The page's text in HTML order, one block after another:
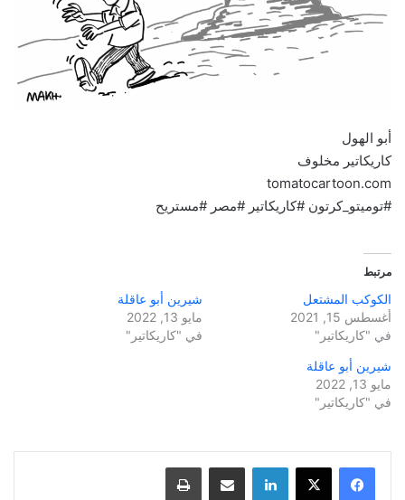
أبو الهول
كاريكاتير مخلوف
tomatocartoon.com
#توميتو_كرتون #كاريكاتير #مصر #مستريح
مرتبط
الكوكب المشتعل
أغسطس 15, 2021
في "كاريكاتير"
شيرين أبو عاقلة
مايو 13, 2022
في "كاريكاتير"
شيرين أبو عاقلة
مايو 13, 2022
في "كاريكاتير"
لينكدإن مشاركة عبر البريد طباعة